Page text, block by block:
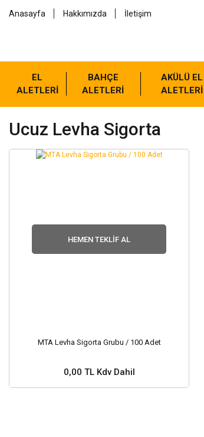
Anasayfa Hakkımızda İletişim
EL
ALETLERİ
BAHÇE
ALETLERİ
AKÜLÜ EL
ALETLERİ
Ucuz Levha Sigorta
HEMEN TEKLIF AL
MTA Levha Sigorta Grubu / 100 Adet
0,00 TL Kdv Dahil